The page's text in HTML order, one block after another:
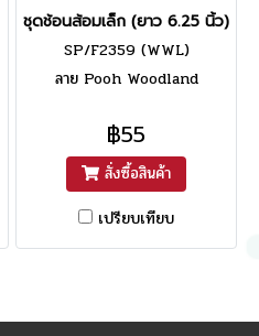
ชุดช้อนส้อมเล็ก (ยาว 6.25 นิ้ว)
SP/F2359 (WWL)
ลาย Pooh Woodland
฿55
สั่งซื้อสินค้า
เปรียบเทียบ